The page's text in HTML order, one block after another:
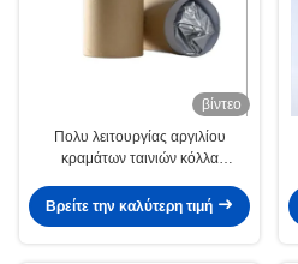
βίντεο
Πολυ λειτουργίας αργιλίου
κραμάτων ταινιών κόλλα
καυτή για το τύλιγμα
σχεδιαγράμματος
Βρείτε την καλύτερη τιμή